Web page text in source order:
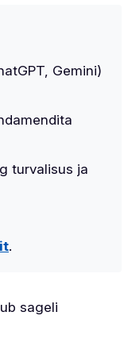
Gemini)
turvalisus ja
.
sageli